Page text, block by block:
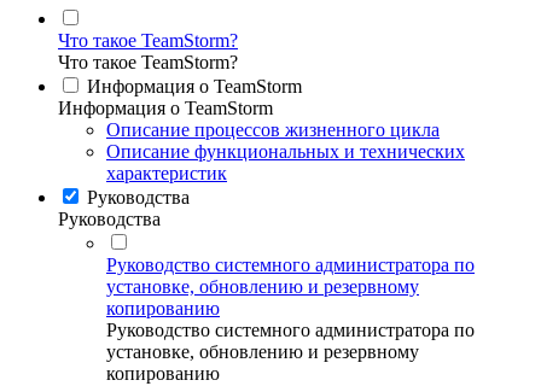
Что такое TeamStorm?
Что такое TeamStorm?
Информация о TeamStorm
Информация о TeamStorm
Описание процессов жизненного цикла
Описание функциональных и технических
характеристик
Руководства
Руководства
Руководство системного администратора по
установке, обновлению и резервному
копированию
Руководство системного администратора по
установке, обновлению и резервному
копированию